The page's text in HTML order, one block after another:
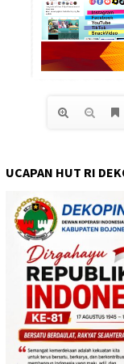
UCAPAN HUT RI